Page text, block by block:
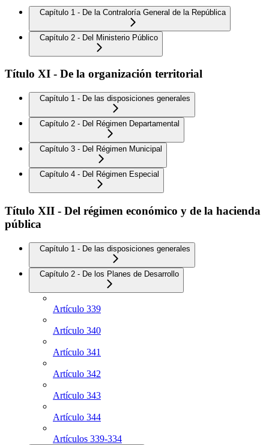
Capítulo 1 - De la Contraloría General de la República
Capítulo 2 - Del Ministerio Público
Título XI - De la organización territorial
Capítulo 1 - De las disposiciones generales
Capítulo 2 - Del Régimen Departamental
Capítulo 3 - Del Régimen Municipal
Capítulo 4 - Del Régimen Especial
Título XII - Del régimen económico y de la hacienda
pública
Capítulo 1 - De las disposiciones generales
Capítulo 2 - De los Planes de Desarrollo
Artículo 339
Artículo 340
Artículo 341
Artículo 342
Artículo 343
Artículo 344
Artículos 339-334